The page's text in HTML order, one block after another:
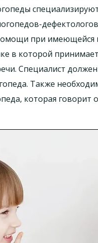
при имеющейся
в которой
Специалист
Также
которая говорит